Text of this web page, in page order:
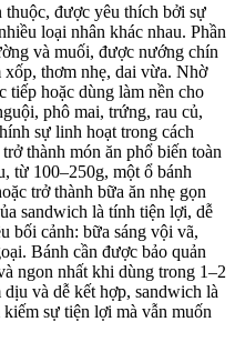
thuộc, được yêu thích bởi sự
loại nhân khác nhau. Phần
và muối, được nướng chín
xốp, thơm nhẹ, dai vừa. Nhờ
tiếp hoặc dùng làm nền cho
phô mai, trứng, rau củ,
sự linh hoạt trong cách
thành món ăn phổ biến toàn
từ 100–250g, một ổ bánh
trở thành bữa ăn nhẹ gọn
sandwich là tính tiện lợi, dễ
bối cảnh: bữa sáng vội vã,
Bánh cần được bảo quản
ngon nhất khi dùng trong 1–2
và dễ kết hợp, sandwich là
sự tiện lợi mà vẫn muốn